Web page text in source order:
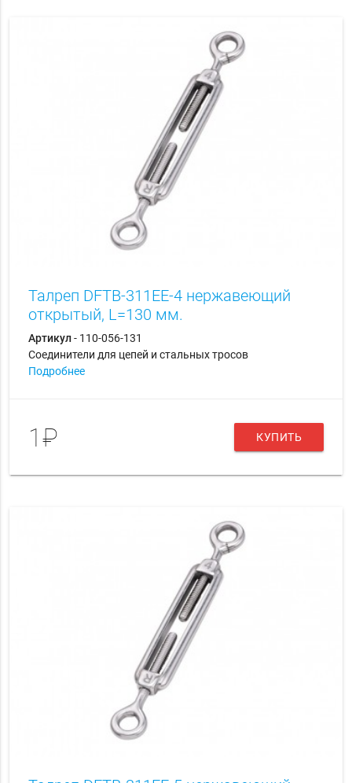
Талреп DFTB-311EE-4 нержавеющий
открытый, L=130 мм.
Артикул- 110-056-131
Соединители для цепей и стальных тросов
Подробнее
1₽ КУПИТЬ